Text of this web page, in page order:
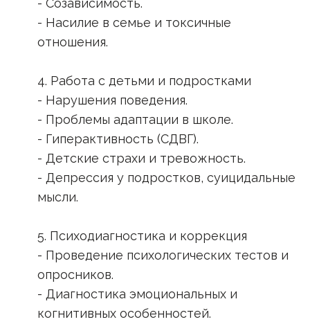
- Насилие в семье и токсичные
отношения.
4. Работа с детьми и подростками
- Нарушения поведения.
- Проблемы адаптации в школе.
- Гиперактивность (СДВГ).
- Детские страхи и тревожность.
- Депрессия у подростков, суицидальные
мысли.
5. Психодиагностика и коррекция
- Проведение психологических тестов и
опросников.
- Диагностика эмоциональных и
когнитивных особенностей.